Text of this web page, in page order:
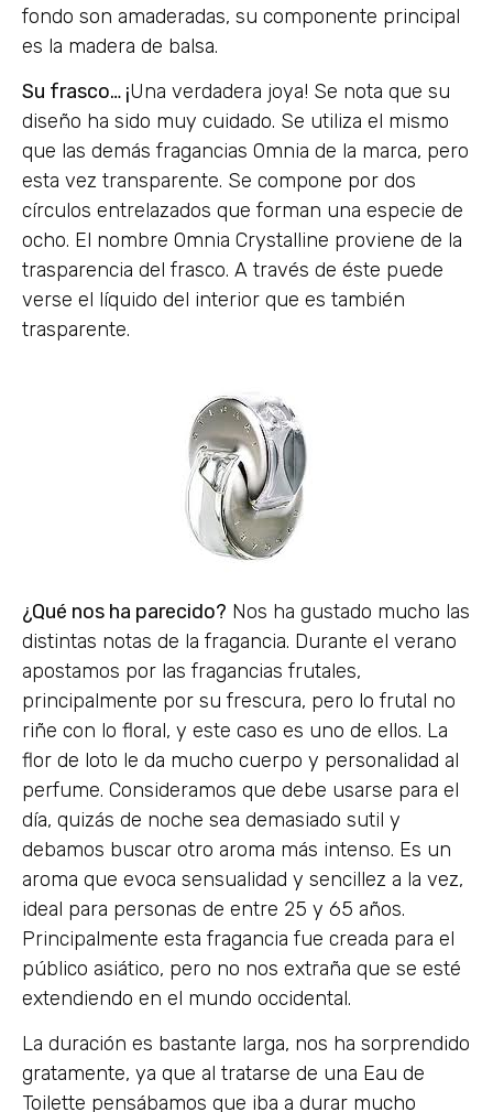
fondo son amaderadas, su componente principal
es la madera de balsa.
Su frasco… ¡Una verdadera joya! Se nota que su
diseño ha sido muy cuidado. Se utiliza el mismo
que las demás fragancias Omnia de la marca, pero
esta vez transparente. Se compone por dos
círculos entrelazados que forman una especie de
ocho. El nombre Omnia Crystalline proviene de la
trasparencia del frasco. A través de éste puede
verse el líquido del interior que es también
trasparente.
¿Qué nos ha parecido? Nos ha gustado mucho las
distintas notas de la fragancia. Durante el verano
apostamos por las fragancias frutales,
principalmente por su frescura, pero lo frutal no
riñe con lo floral, y este caso es uno de ellos. La
flor de loto le da mucho cuerpo y personalidad al
perfume. Consideramos que debe usarse para el
día, quizás de noche sea demasiado sutil y
debamos buscar otro aroma más intenso. Es un
aroma que evoca sensualidad y sencillez a la vez,
ideal para personas de entre 25 y 65 años.
Principalmente esta fragancia fue creada para el
público asiático, pero no nos extraña que se esté
extendiendo en el mundo occidental.
La duración es bastante larga, nos ha sorprendido
gratamente, ya que al tratarse de una Eau de
Toilette pensábamos que iba a durar mucho